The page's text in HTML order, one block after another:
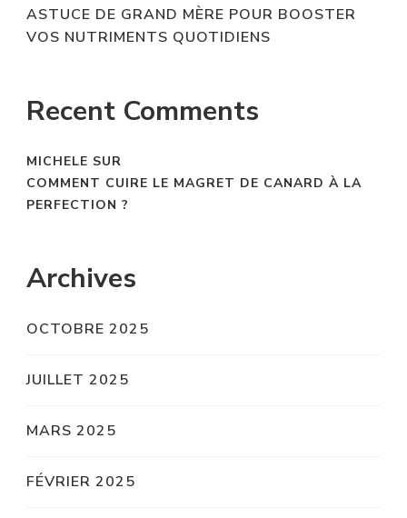
ASTUCE DE GRAND MÈRE POUR BOOSTER
VOS NUTRIMENTS QUOTIDIENS
Recent Comments
MICHELE SUR
COMMENT CUIRE LE MAGRET DE CANARD À LA
PERFECTION ?
Archives
OCTOBRE 2025
JUILLET 2025
MARS 2025
FÉVRIER 2025